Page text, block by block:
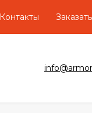
Контакты